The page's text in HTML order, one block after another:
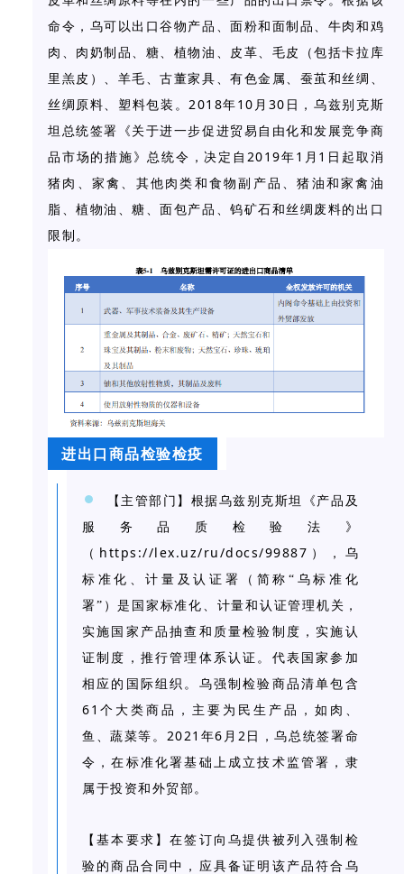
命令，乌可以出口谷物产品、面粉和面制品、牛肉和鸡
肉、肉奶制品、糖、植物油、皮革、毛皮（包括卡拉库
里羔皮）、羊毛、古董家具、有色金属、蚕茧和丝绸、
丝绸原料、塑料包装。2018年 10 月 30 日，乌兹别克斯
坦总统签署《关于进一步促进贸易自由化和发展竞争商
品市场的措施》总统令，决定自 2019年 1 月 1 日起取消
猪肉、家禽、其他肉类和食物副产品、猪油和家禽油
脂、植物油、糖、面包产品、钨矿石和丝绸废料的出口
限制。
进出口商品检验检疫
【主管部门】根据乌兹别克斯坦《产品及
服务品质检验法》
（ https://lex.uz/ru/docs/99887 ），乌
标准化、计量及认证署（简称“乌标准化
署”）是国家标准化、计量和认证管理机关，
实施国家产品抽查和质量检验制度，实施认
证制度，推行管理体系认证。代表国家参加
相应的国际组织。乌强制检验商品清单包含
61 个大类商品，主要为民生产品，如肉、
鱼、蔬菜等。 2021 年6 月 2 日，乌总统签署命
令，在标准化署基础上成立技术监管署，隶
属于投资和外贸部。
【基本要求】在签订向乌提供被列入强制检
验的商品合同中，应具备证明该产品符合乌